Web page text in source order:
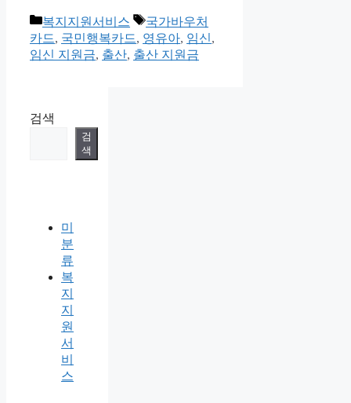
카
테
고
복지지원서비스
태
그
국가바우처
카드, 국민행복카드, 영유아, 임신,
임신 지원금, 출산, 출산 지원금
검색
검
색
미
분
류
복
지
지
원
서
비
스